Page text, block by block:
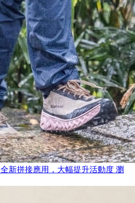
全新拼接應用，大幅提升活動度 瀏